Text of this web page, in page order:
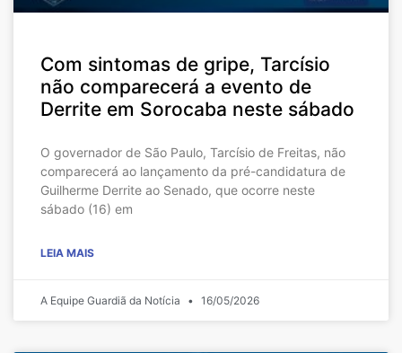
Com sintomas de gripe, Tarcísio
não comparecerá a evento de
Derrite em Sorocaba neste sábado
O governador de São Paulo, Tarcísio de Freitas, não
comparecerá ao lançamento da pré-candidatura de
Guilherme Derrite ao Senado, que ocorre neste
sábado (16) em
LEIA MAIS
A Equipe Guardiã da Notícia 16/05/2026